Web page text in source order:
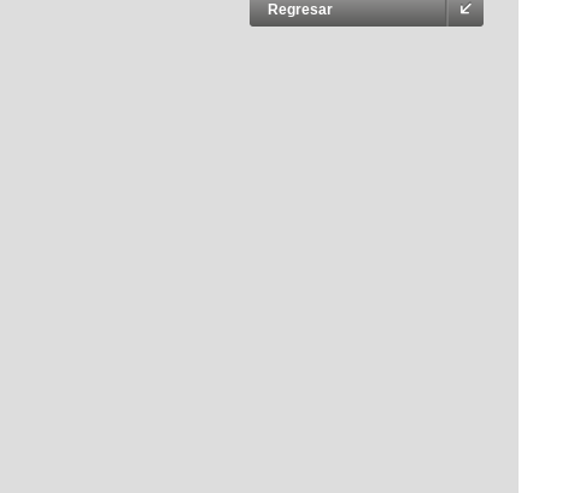
Regresar